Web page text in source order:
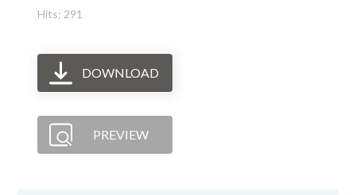
Hits: 291
DOWNLOAD
PREVIEW